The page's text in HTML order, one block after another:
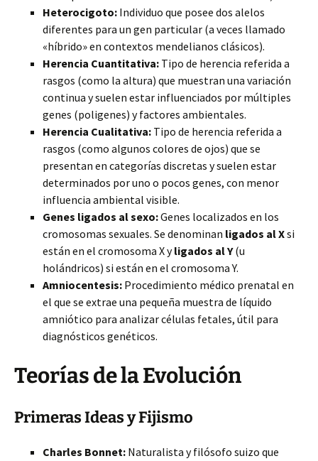
Heterocigoto: Individuo que posee dos alelos
diferentes para un gen particular (a veces llamado
«híbrido» en contextos mendelianos clásicos).
Herencia Cuantitativa: Tipo de herencia referida a
rasgos (como la altura) que muestran una variación
continua y suelen estar influenciados por múltiples
genes (poligenes) y factores ambientales.
Herencia Cualitativa: Tipo de herencia referida a
rasgos (como algunos colores de ojos) que se
presentan en categorías discretas y suelen estar
determinados por uno o pocos genes, con menor
influencia ambiental visible.
Genes ligados al sexo:Genes localizados en los
cromosomas sexuales. Se denominan ligados al Xsi
están en el cromosoma X yligados al Y(u
holándricos) si están en el cromosoma Y.
Amniocentesis: Procedimiento médico prenatal en
el que se extrae una pequeña muestra de líquido
amniótico para analizar células fetales, útil para
diagnósticos genéticos.
Teorías de la Evolución
Primeras Ideas y Fijismo
Charles Bonnet: Naturalista y filósofo suizo que